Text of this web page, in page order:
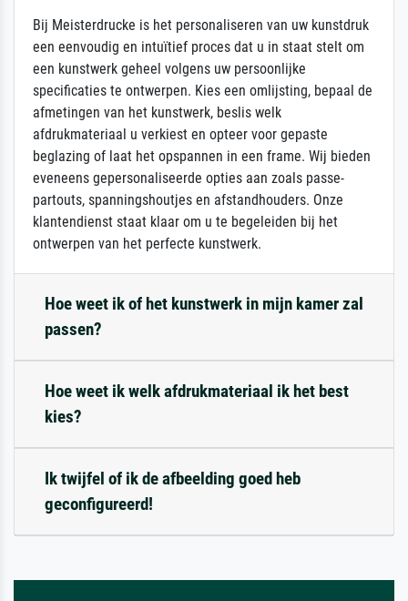
Bij Meisterdrucke is het personaliseren van uw kunstdruk
een eenvoudig en intuïtief proces dat u in staat stelt om
een kunstwerk geheel volgens uw persoonlijke
specificaties te ontwerpen. Kies een omlijsting, bepaal de
afmetingen van het kunstwerk, beslis welk
afdrukmateriaal u verkiest en opteer voor gepaste
beglazing of laat het opspannen in een frame. Wij bieden
eveneens gepersonaliseerde opties aan zoals passe-
partouts, spanningshoutjes en afstandhouders. Onze
klantendienst staat klaar om u te begeleiden bij het
ontwerpen van het perfecte kunstwerk.
Hoe weet ik of het kunstwerk in mijn kamer zal
passen?
Hoe weet ik welk afdrukmateriaal ik het best
kies?
Ik twijfel of ik de afbeelding goed heb
geconfigureerd!